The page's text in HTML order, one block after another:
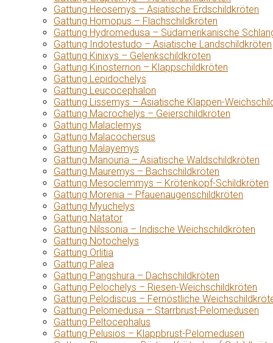
Gattung Heosemys – Asiatische Erdschildkröten
Gattung Homopus – Flachschildkröten
Gattung Hydromedusa – Südamerikanische
Gattung Indotestudo – Asiatische Landschildkröten
Gattung Kinixys – Gelenkschildkröten
Gattung Kinosternon – Klappschildkröten
Gattung Lepidochelys
Gattung Leucocephalon
Gattung Lissemys – Asiatische Klappen-
Gattung Macrochelys – Geierschildkröten
Gattung Malaclemys
Gattung Malacochersus
Gattung Malayemys
Gattung Manouria – Asiatische Waldschildkröten
Gattung Mauremys – Bachschildkröten
Gattung Mesoclemmys – Krötenkopf-Schildkröten
Gattung Morenia – Pfauenaugenschildkröten
Gattung Myuchelys
Gattung Natator
Gattung Nilssonia – Indische Weichschildkröten
Gattung Notochelys
Gattung Orlitia
Gattung Palea
Gattung Pangshura – Dachschildkröten
Gattung Pelochelys – Riesen-Weichschildkröten
Gattung Pelodiscus – Fernöstliche
Gattung Pelomedusa – Starrbrust-Pelomedusen
Gattung Peltocephalus
Gattung Pelusios – Klappbrust-Pelomedusen